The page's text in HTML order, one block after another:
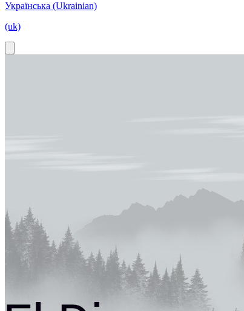
Українська (Ukrainian)
(uk)